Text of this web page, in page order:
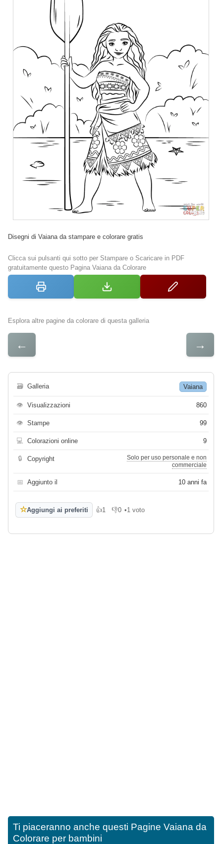
Disegni di Vaiana da stampare e colorare gratis
Clicca sui pulsanti qui sotto per Stampare o Scaricare in PDF
gratuitamente questo Pagina Vaiana da Colorare
Esplora altre pagine da colorare di questa galleria
← →
🗃 Galleria Vaiana
👁 Visualizzazioni 860
👁 Stampe 99
💻 Colorazioni online 9
🔒 Copyright
Solo per uso personale e non
commerciale
📅 Aggiunto il 10 anni fa
☆Aggiungi ai preferiti 👍1
Mi piace
👎0
Non mi piace
•1 voto
Ti piaceranno anche questi Pagine Vaiana da
Colorare per bambini